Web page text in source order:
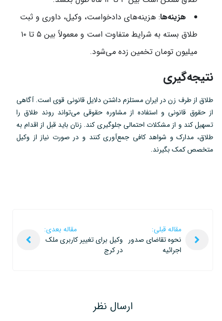
هزینه‌ها: هزینه‌های دادخواست، وکیل، داوری و ثبت
طلاق بسته به شرایط متفاوت است و معمولاً بین ۵ تا ۱۰
میلیون تومان تخمین زده می‌شود.
نتیجه‌گیری
طلاق از طرف زن در ایران مستلزم داشتن دلایل قانونی قوی است. آگاهی
از حقوق قانونی و استفاده از مشاوره حقوقی می‌تواند روند طلاق را
تسهیل کند و از مشکلات احتمالی جلوگیری کند. زنان باید قبل از اقدام به
طلاق، مدارک و شواهد کافی جمع‌آوری کنند و در صورت نیاز از وکیل
متخصص کمک بگیرند.
مقاله قبلی:
نحوه تقاضای صدور
اجرائیه
مقاله بعدی:
وکیل برای تغییر کاربری ملک
در کرج
ارسال نظر